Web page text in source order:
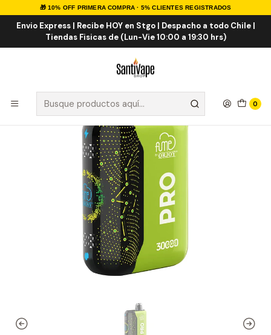
🎁 10% OFF PRIMERA COMPRA · 5% CLIENTES REGISTRADOS
Envio Express | Recibe HOY en Stgo | Despacho a todo Chile |
Tiendas Fisicas de (Lun-Vie 10:00 a 19:30 hrs)
0
Inicio VAPE DESECHABLES VAPE FRUTALES
Fume Pro 30000 Puff